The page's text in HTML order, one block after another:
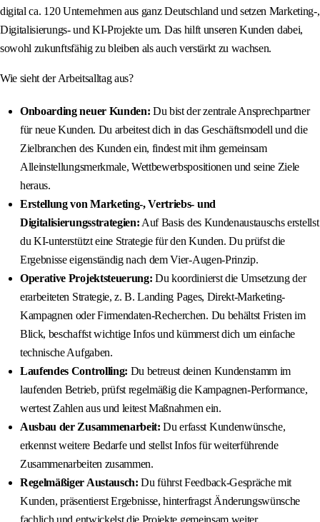
digital ca. 120 Unternehmen aus ganz Deutschland und setzen Marketing-,
Digitalisierungs- und KI-Projekte um. Das hilft unseren Kunden dabei,
sowohl zukunftsfähig zu bleiben als auch verstärkt zu wachsen.
Wie sieht der Arbeitsalltag aus?
Onboarding neuer Kunden: Du bist der zentrale Ansprechpartner
für neue Kunden. Du arbeitest dich in das Geschäftsmodell und die
Zielbranchen des Kunden ein, findest mit ihm gemeinsam
Alleinstellungsmerkmale, Wettbewerbspositionen und seine Ziele
heraus.
Erstellung von Marketing-, Vertriebs- und
Digitalisierungsstrategien: Auf Basis des Kundenaustauschs erstellst
du KI-unterstützt eine Strategie für den Kunden. Du prüfst die
Ergebnisse eigenständig nach dem Vier-Augen-Prinzip.
Operative Projektsteuerung: Du koordinierst die Umsetzung der
erarbeiteten Strategie, z. B. Landing Pages, Direkt-Marketing-
Kampagnen oder Firmendaten-Recherchen. Du behältst Fristen im
Blick, beschaffst wichtige Infos und kümmerst dich um einfache
technische Aufgaben.
Laufendes Controlling: Du betreust deinen Kundenstamm im
laufenden Betrieb, prüfst regelmäßig die Kampagnen-Performance,
wertest Zahlen aus und leitest Maßnahmen ein.
Ausbau der Zusammenarbeit: Du erfasst Kundenwünsche,
erkennst weitere Bedarfe und stellst Infos für weiterführende
Zusammenarbeiten zusammen.
Regelmäßiger Austausch: Du führst Feedback-Gespräche mit
Kunden, präsentierst Ergebnisse, hinterfragst Änderungswünsche